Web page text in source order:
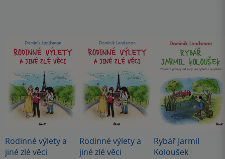
Rodinné výlety a
jiné zlé věci
Rodinné výlety a
jiné zlé věci
Rybář Jarmil
Koloušek